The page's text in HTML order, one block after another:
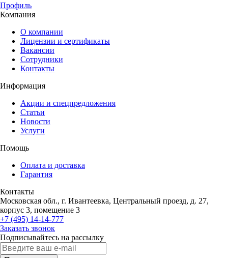
Профиль
Компания
О компании
Лицензии и сертификаты
Вакансии
Сотрудники
Контакты
Информация
Акции и спецпредложения
Статьи
Новости
Услуги
Помощь
Оплата и доставка
Гарантия
Контакты
Московская обл., г. Ивантеевка, Центральный проезд, д. 27,
корпус 3, помещение 3
+7 (495) 14-14-777
Заказать звонок
Подписывайтесь на рассылку